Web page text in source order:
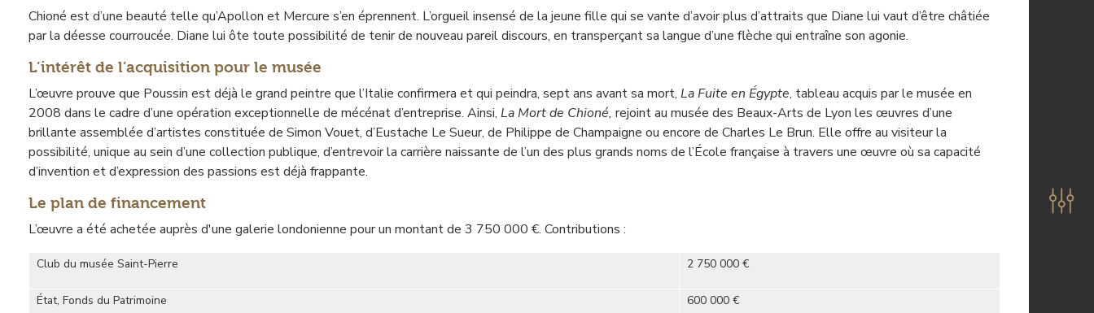
Chioné est d’une beauté telle qu’Apollon et Mercure s’en éprennent. L’orgueil insensé de la jeune fille qui se vante d’avoir plus d’attraits que Diane lui vaut d’être châtiée
par la déesse courroucée. Diane lui ôte toute possibilité de tenir de nouveau pareil discours, en transperçant sa langue d’une flèche qui entraîne son agonie.
L’intérêt de l’acquisition pour le musée
L’œuvre prouve que Poussin est déjà le grand peintre que l’Italie confirmera et qui peindra, sept ans avant sa mort, La Fuite en Égypte, tableau acquis par le musée en
2008 dans le cadre d’une opération exceptionnelle de mécénat d’entreprise. Ainsi, La Mort de Chioné, rejoint au musée des Beaux-Arts de Lyon les œuvres d’une
brillante assemblée d’artistes constituée de Simon Vouet, d’Eustache Le Sueur, de Philippe de Champaigne ou encore de Charles Le Brun. Elle offre au visiteur la
possibilité, unique au sein d’une collection publique, d’entrevoir la carrière naissante de l’un des plus grands noms de l’École française à travers une œuvre où sa capacité
d’invention et d’expression des passions est déjà frappante.
Le plan de financement
L’œuvre a été achetée auprès d'une galerie londonienne pour un montant de 3 750 000 €. Contributions :
Club du musée Saint-Pierre 2 750 000 €
État, Fonds du Patrimoine 600 000 €